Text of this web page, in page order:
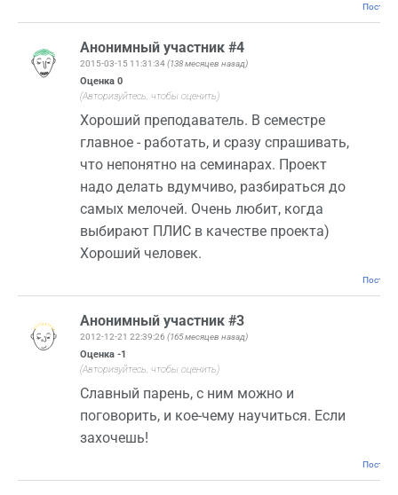
Анонимный участник #4
2015-03-15 11:31:34(138 месяцев назад)
Оценка 0
(Авторизуйтесь, чтобы оценить)
Хороший преподаватель. В семестре
главное - работать, и сразу спрашивать,
что непонятно на семинарах. Проект
надо делать вдумчиво, разбираться до
самых мелочей. Очень любит, когда
выбирают ПЛИС в качестве проекта)
Хороший человек.
Анонимный участник #3
2012-12-21 22:39:26 (165 месяцев назад)
Оценка -1
(Авторизуйтесь, чтобы оценить)
Славный парень, с ним можно и
поговорить, и кое-чему научиться. Если
захочешь!